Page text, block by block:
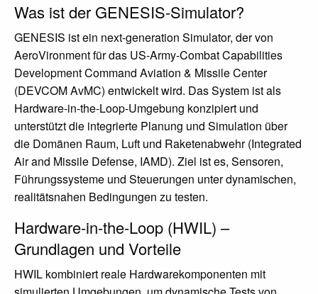
Was ist der GENESIS-Simulator?
GENESIS ist ein next-generation Simulator, der von
AeroVironment für das US-Army-Combat Capabilities
Development Command Aviation & Missile Center
(DEVCOM AvMC) entwickelt wird. Das System ist als
Hardware-in-the-Loop-Umgebung konzipiert und
unterstützt die integrierte Planung und Simulation über
die Domänen Raum, Luft und Raketenabwehr (Integrated
Air and Missile Defense, IAMD). Ziel ist es, Sensoren,
Führungssysteme und Steuerungen unter dynamischen,
realitätsnahen Bedingungen zu testen.
Hardware-in-the-Loop (HWIL) –
Grundlagen und Vorteile
HWIL kombiniert reale Hardwarekomponenten mit